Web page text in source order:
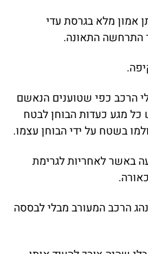
אמון מלא בגרסת עדי
התרחשה התאונה.
הרכב כפי שטוענים הנאשם
מגע כעדות הבוחן לבטח
בשטח על ידי הבוחן עצמו.
באשר לאחריות לגרימת
הרכב המעורב מבלי לבססה